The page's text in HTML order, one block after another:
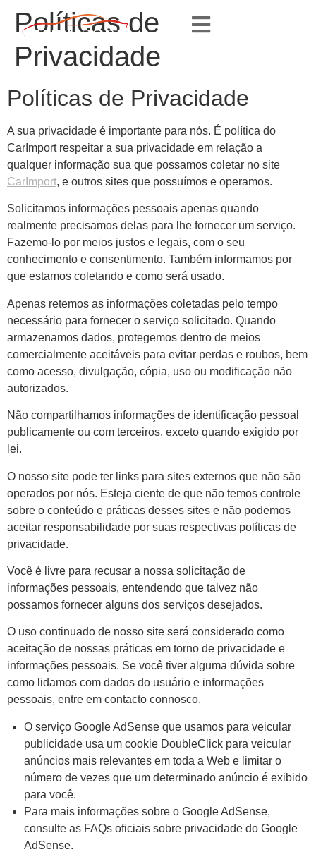
Políticas de
Privacidade
Políticas de Privacidade
A sua privacidade é importante para nós. É política do
CarImport respeitar a sua privacidade em relação a
qualquer informação sua que possamos coletar no site
CarImport, e outros sites que possuímos e operamos.
Solicitamos informações pessoais apenas quando
realmente precisamos delas para lhe fornecer um serviço.
Fazemo-lo por meios justos e legais, com o seu
conhecimento e consentimento. Também informamos por
que estamos coletando e como será usado.
Apenas retemos as informações coletadas pelo tempo
necessário para fornecer o serviço solicitado. Quando
armazenamos dados, protegemos dentro de meios
comercialmente aceitáveis ​​para evitar perdas e roubos, bem
como acesso, divulgação, cópia, uso ou modificação não
autorizados.
Não compartilhamos informações de identificação pessoal
publicamente ou com terceiros, exceto quando exigido por
lei.
O nosso site pode ter links para sites externos que não são
operados por nós. Esteja ciente de que não temos controle
sobre o conteúdo e práticas desses sites e não podemos
aceitar responsabilidade por suas respectivas políticas de
privacidade.
Você é livre para recusar a nossa solicitação de
informações pessoais, entendendo que talvez não
possamos fornecer alguns dos serviços desejados.
O uso continuado de nosso site será considerado como
aceitação de nossas práticas em torno de privacidade e
informações pessoais. Se você tiver alguma dúvida sobre
como lidamos com dados do usuário e informações
pessoais, entre em contacto connosco.
O serviço Google AdSense que usamos para veicular
publicidade usa um cookie DoubleClick para veicular
anúncios mais relevantes em toda a Web e limitar o
número de vezes que um determinado anúncio é exibido
para você.
Para mais informações sobre o Google AdSense,
consulte as FAQs oficiais sobre privacidade do Google
AdSense.